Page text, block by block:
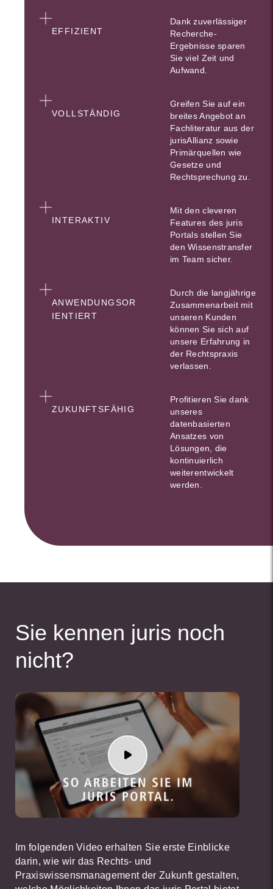
EFFIZIENT
Dank zuverlässiger
Recherche-
Ergebnisse sparen
Sie viel Zeit und
Aufwand.
VOLLSTÄNDIG
Greifen Sie auf ein
breites Angebot an
Fachliteratur aus der
jurisAllianz sowie
Primärquellen wie
Gesetze und
Rechtsprechung zu.
INTERAKTIV
Mit den cleveren
Features des juris
Portals stellen Sie
den Wissenstransfer
im Team sicher.
ANWENDUNGSOR
IENTIERT
Durch die langjährige
Zusammenarbeit mit
unseren Kunden
können Sie sich auf
unsere Erfahrung in
der Rechtspraxis
verlassen.
ZUKUNFTSFÄHIG
Profitieren Sie dank
unseres
datenbasierten
Ansatzes von
Lösungen, die
kontinuierlich
weiterentwickelt
werden.
Sie kennen juris noch
nicht?
Im folgenden Video erhalten Sie erste Einblicke
darin, wie wir das Rechts- und
Praxiswissensmanagement der Zukunft gestalten,